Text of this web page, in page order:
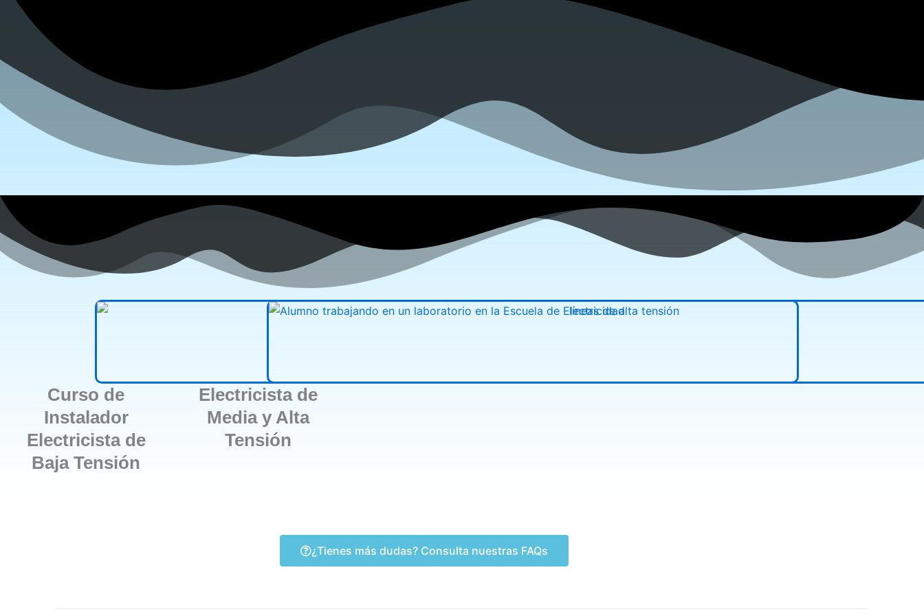
Curso de
Instalador
Electricista de
Baja Tensión
Electricista de
Media y Alta
Tensión
¿Tienes más dudas? Consulta nuestras FAQs